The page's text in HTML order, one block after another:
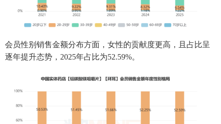
会员性别销售金额分布方面，女性的贡献度更高，且占比呈
逐年提升态势，2025年占比为52.59%。